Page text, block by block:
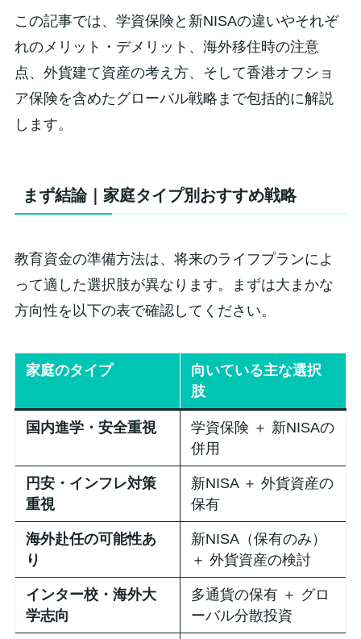
この記事では、学資保険と新NISAの違いやそれぞ
れのメリット・デメリット、海外移住時の注意
点、外貨建て資産の考え方、そして香港オフショ
ア保険を含めたグローバル戦略まで包括的に解説
します。
まず結論｜家庭タイプ別おすすめ戦略
教育資金の準備方法は、将来のライフプランによ
って適した選択肢が異なります。まずは大まかな
方向性を以下の表で確認してください。
家庭のタイプ
向いている主な選択
肢
国内進学・安全重視
学資保険 ＋ 新NISAの
併用
円安・インフレ対策
重視
新NISA ＋ 外貨資産の
保有
海外赴任の可能性あ
り
新NISA（保有のみ）
＋ 外貨資産の検討
インター校・海外大
学志向
多通貨の保有 ＋ グロ
ーバル分散投資